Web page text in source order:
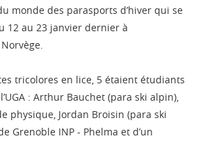
monde des parasports d’hiver qui se
12 au 23 janvier dernier à
tricolores en lice, 5 étaient étudiants
: Arthur Bauchet (para ski alpin),
physique, Jordan Broisin (para ski
Grenoble INP - Phelma et d’un